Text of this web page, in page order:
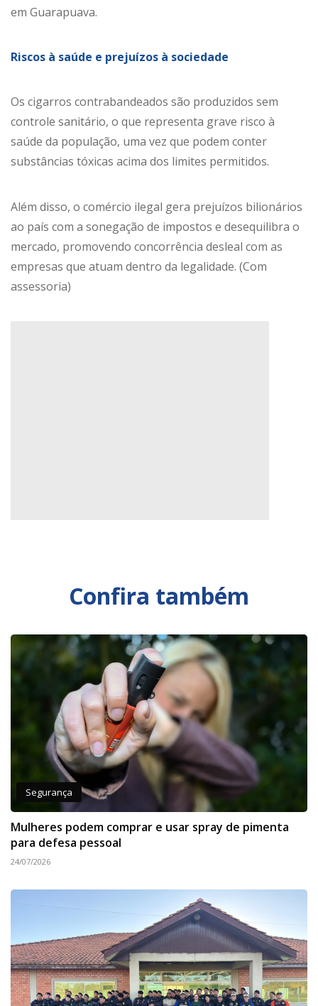
em Guarapuava.
Riscos à saúde e prejuízos à sociedade
Os cigarros contrabandeados são produzidos sem
controle sanitário, o que representa grave risco à
saúde da população, uma vez que podem conter
substâncias tóxicas acima dos limites permitidos.
Além disso, o comércio ilegal gera prejuízos bilionários
ao país com a sonegação de impostos e desequilibra o
mercado, promovendo concorrência desleal com as
empresas que atuam dentro da legalidade. (Com
assessoria)
Confira também
Segurança
Mulheres podem comprar e usar spray de pimenta
para defesa pessoal
24/07/2026